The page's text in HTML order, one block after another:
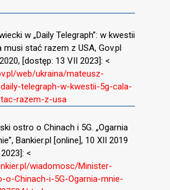
w „Daily Telegraph”: w kwestii
musi stać razem z USA, Gov.pl
[dostęp: 13 VII 2023]: <
web/ukraina/mateusz-
telegraph-w-kwestii-5g-cala-
razem-z-usa
ostro o Chinach i 5G. „Ogarnia
Bankier.pl [online], 10 XII 2019
<
wiadomosc/Minister-
o-Chinach-i-5G-Ogarnia-mnie-